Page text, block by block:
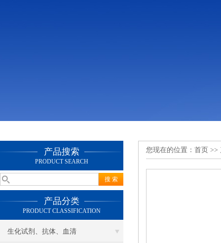
产品搜索
PRODUCT SEARCH
产品分类
PRODUCT CLASSIFICATION
生化试剂、抗体、血清
您现在的位置： 首页 >>